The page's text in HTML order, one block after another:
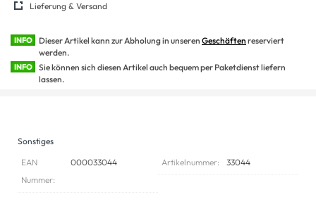
Lieferung & Versand
INFO Dieser Artikel kann zur Abholung in unseren Geschäften reserviert
werden.
INFO
Sie können sich diesen Artikel auch bequem per Paketdienst liefern
lassen.
Sonstiges
EAN
Nummer:
000033044 Artikelnummer: 33044